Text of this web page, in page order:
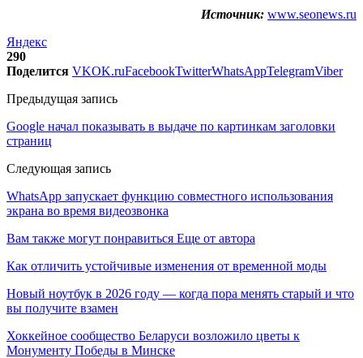
Источник: www.seonews.ru
Яндекс
290
Поделится VKOK.ruFacebookTwitterWhatsAppTelegramViber
Предыдущая запись
Google начал показывать в выдаче по картинкам заголовки
страниц
Следующая запись
WhatsApp запускает функцию совместного использования
экрана во время видеозвонка
Вам также могут понравиться Еще от автора
Как отличить устойчивые изменения от временной моды
Новый ноутбук в 2026 году — когда пора менять старый и что
вы получите взамен
Хоккейное сообщество Беларуси возложило цветы к
Монументу Победы в Минске